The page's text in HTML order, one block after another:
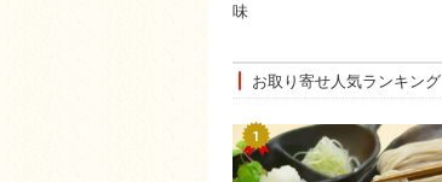
味
お取り寄せ人気ランキング